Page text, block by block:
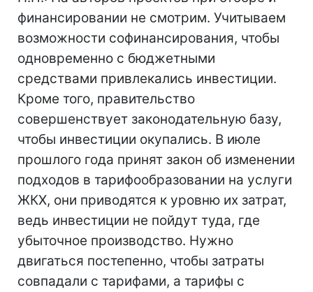
финансировании не смотрим. Учитываем
возможности софинансирования, чтобы
одновременно с бюджетными
средствами привлекались инвестиции.
Кроме того, правительство
совершенствует законодательную базу,
чтобы инвестиции окупались. В июле
прошлого года принят закон об изменении
подходов в тарифообразовании на услуги
ЖКХ, они приводятся к уровню их затрат,
ведь инвестиции не пойдут туда, где
убыточное производство. Нужно
двигаться постепенно, чтобы затраты
совпадали с тарифами, а тарифы с